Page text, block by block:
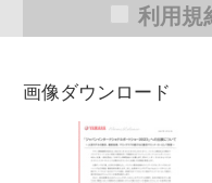
権利を許諾しま
の製品・サービ
前2項の規定に関
及びヤマハ発動
利用規
画像ダウンロード